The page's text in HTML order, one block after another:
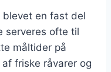
blevet en fast del
serveres ofte til
måltider på
friske råvarer og